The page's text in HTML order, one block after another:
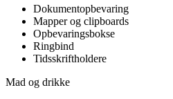
Dokumentopbevaring
Mapper og clipboards
Opbevaringsbokse
Ringbind
Tidsskriftholdere
Mad og drikke